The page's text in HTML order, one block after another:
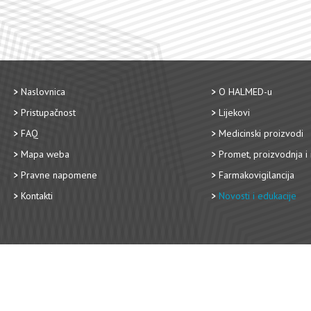
Naslovnica
Pristupačnost
FAQ
Mapa weba
Pravne napomene
Kontakti
O HALMED-u
Lijekovi
Medicinski proizvodi
Promet, proizvodnja i
Farmakovigilancija
Novosti i edukacije